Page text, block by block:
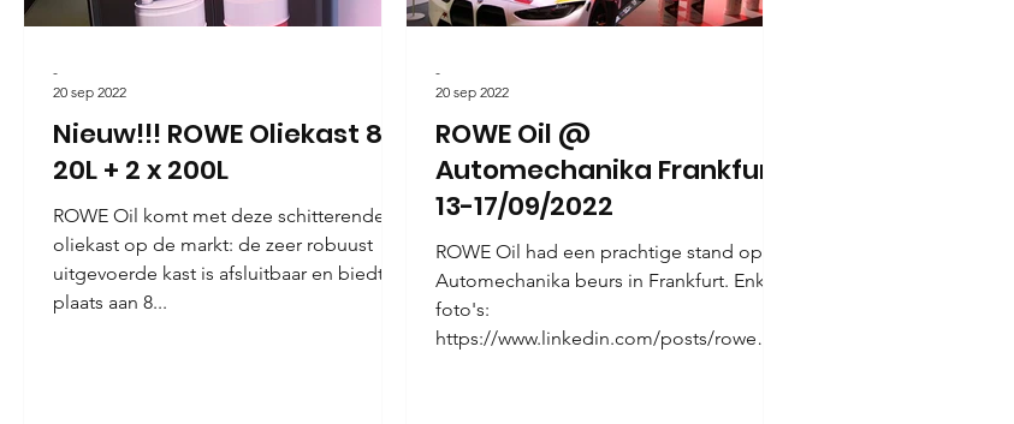
Nieuw!!! ROWE Oliekast 8 x
20L + 2 x 200L
ROWE Oil komt met deze schitterende
oliekast op de markt: de zeer robuust
uitgevoerde kast is afsluitbaar en biedt
plaats aan 8...
-
20 sep 2022
ROWE Oil @
Automechanika Frankfurt
13-17/09/2022
ROWE Oil had een prachtige stand op de
Automechanika beurs in Frankfurt. Enkele
foto's:
https://www.linkedin.com/posts/rowemot
-
20 sep 2022